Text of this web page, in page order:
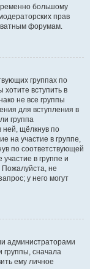
большому
прав
форумам.
группах по
вступить в
не все группы
для вступления в
группа
ней, щёлкнув по
на участие в группе,
по соответствующей
в группе и
Пожалуйста, не
у него могут
администраторами
группы, сначала
ему личное